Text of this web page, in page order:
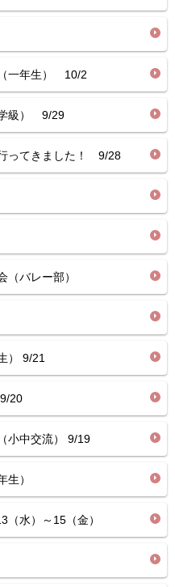
一年生） 10/2
級） 9/29
ってきました！ 9/28
バレー部）
） 9/21
20
小中交流） 9/19
生）
水）～15（金）